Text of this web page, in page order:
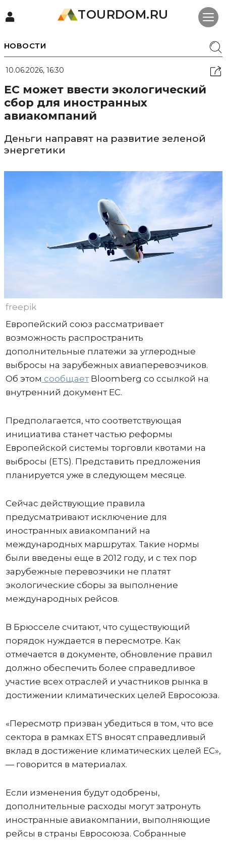
TOURDOM.RU
НОВОСТИ
10.06.2026, 16:30
ЕС может ввести экологический
сбор для иностранных
авиакомпаний
Деньги направят на развитие зеленой
энергетики
freepik
Европейский союз рассматривает
возможность распространить
дополнительные платежи за углеродные
выбросы на зарубежных авиаперевозчиков.
Об этом сообщаетBloomberg со ссылкой на
внутренний документ ЕС.
Предполагается, что соответствующая
инициатива станет частью реформы
Европейской системы торговли квотами на
выбросы (ETS). Представить предложения
планируется уже в следующем месяце.
Сейчас действующие правила
предусматривают исключение для
иностранных авиакомпаний на
международных маршрутах. Такие нормы
были введены еще в 2012 году, и с тех пор
зарубежные перевозчики не платят
экологические сборы за выполнение
международных рейсов.
В Брюсселе считают, что существующий
порядок нуждается в пересмотре. Как
отмечается в документе, обновление правил
должно обеспечить более справедливое
участие всех отраслей и участников рынка в
достижении климатических целей Евросоюза.
«Пересмотр призван убедиться в том, что все
сектора в рамках ETS вносят справедливый
вклад в достижение климатических целей ЕС»,
— говорится в материалах.
Если изменения будут одобрены,
дополнительные расходы могут затронуть
иностранные авиакомпании, выполняющие
рейсы в страны Евросоюза. Собранные